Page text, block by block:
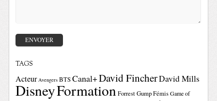
TAGS
Acteur Avengers BTSCanal+David FincherDavid Mills
DisneyFormationForrest GumpFémis Game of